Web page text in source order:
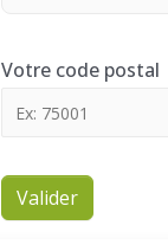
Votre code postal
Valider